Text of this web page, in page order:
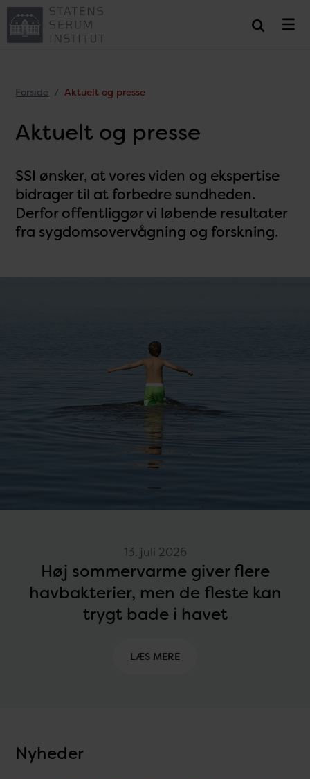
Forside Aktuelt og presse
Aktuelt og presse
SSI ønsker, at vores viden og ekspertise
bidrager til at forbedre sundheden.
Derfor offentliggør vi løbende resultater
fra sygdomsovervågning og forskning.
13. juli 2026
Høj sommervarme giver flere
havbakterier, men de fleste kan
trygt bade i havet
LÆS MERE
Nyheder